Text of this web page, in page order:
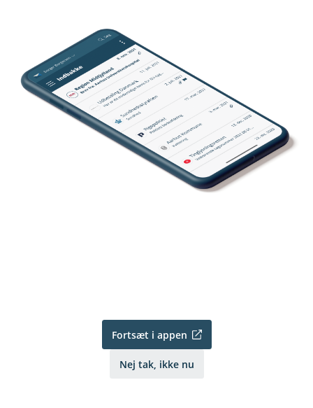
Fortsæt i appen
Nej tak, ikke nu